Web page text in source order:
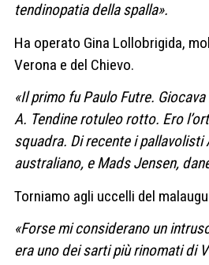
tendinopatia della spalla».
Ha operato Gina Lollobrigida,
Verona e del Chievo.
«Il primo fu Paulo Futre.
A. Tendine rotuleo rotto. Ero
squadra. Di recente i pallavolisti
australiano, e Mads Jensen,
Torniamo agli uccelli del
«Forse mi considerano un
era uno dei sarti più rinomati di